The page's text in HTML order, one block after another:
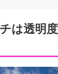
は透明